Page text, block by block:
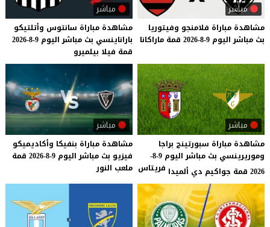
مباشر
مشاهدة مباراة فلامنجو وفيتوريا
بث مباشر اليوم 9-8-2026 قمة ماراكانا
مباشر
مشاهدة مباراة سانتوس وأتلتيكو
باراناينسي بث مباشر اليوم 9-8-2026
قمة فيلا بيلميرو
مباشر
مشاهدة مباراة سبورتينج براجا
وموريرينسي بث مباشر اليوم 9-8-
2026 قمة جواكيم دي ألميدا
فريتاس
مباشر
مشاهدة مباراة بنفيكا وأكاديميكو
فيزيو بث مباشر اليوم 9-8-2026
قمة
ملعب النور